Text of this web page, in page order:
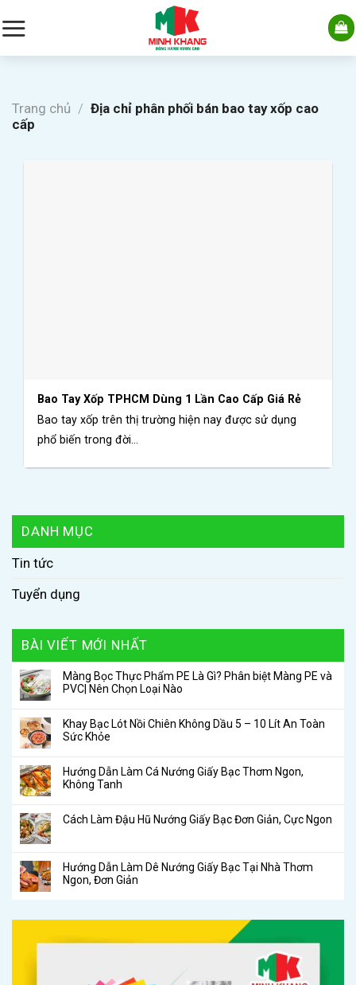
to
Trang chủ / Địa chỉ phân phối bán bao tay xốp cao
cấp
Bao Tay Xốp TPHCM Dùng 1 Lần Cao Cấp Giá Rẻ
Bao tay xốp trên thị trường hiện nay được sử dụng
phổ biến trong đời...
DANH MỤC
Tin tức
Tuyển dụng
BÀI VIẾT MỚI NHẤT
Màng Bọc Thực Phẩm PE Là Gì? Phân biệt Màng PE và
PVC| Nên Chọn Loại Nào
Khay Bạc Lót Nồi Chiên Không Dầu 5 – 10 Lít An Toàn
Sức Khỏe
Hướng Dẫn Làm Cá Nướng Giấy Bạc Thơm Ngon,
Không Tanh
Cách Làm Đậu Hũ Nướng Giấy Bạc Đơn Giản, Cực Ngon
Hướng Dẫn Làm Dê Nướng Giấy Bạc Tại Nhà Thơm
Ngon, Đơn Giản